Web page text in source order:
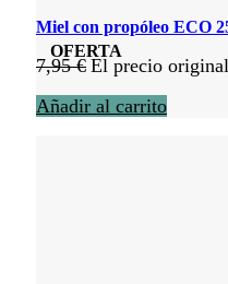
OFERTA
Miel con propóleo ECO
7,95€ El precio
Añadir al carrito